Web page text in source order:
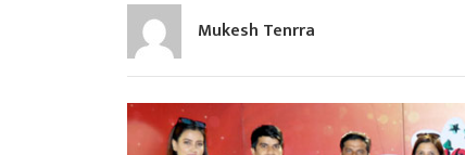
Mukesh Tenrra